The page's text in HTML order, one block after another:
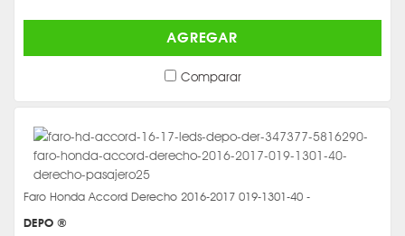
AGREGAR
Comparar
Faro Honda Accord Derecho 2016-2017 019-1301-40 -
DEPO ®